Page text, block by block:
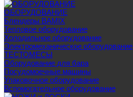
ОБОРУДОВАНИЕ
Блендеры BAMIX
Тепловое оборудование
Холодильное оборудование
Электромеханическое оборудование
ТЕСТОМЕСЫ
Оборудование для бара
Посудомоечные машины
Упаковочное оборудование
Вспомогательное оборудование